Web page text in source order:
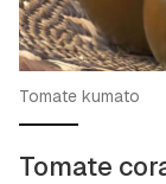
Tomate kumato
Tomate